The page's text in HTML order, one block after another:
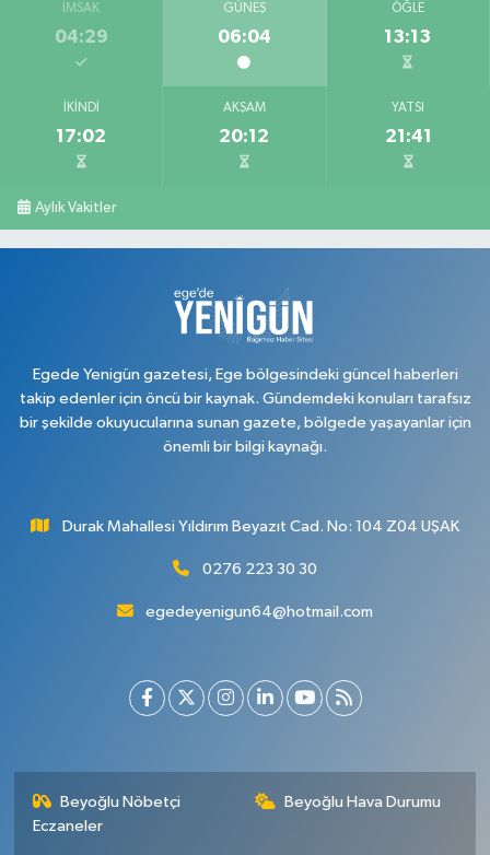
Cumhuriyet Mahallesi, Uğur Mumcu Caddesi No:134 A Merkez Uşak
Serkan Eczanesi
Kurtuluş Mahallesi, Hakkı Yağcı Caddesi No:7 B Merkez Uşak
Yol Tarifi Al
İMSAK
04:29
GÜNEŞ
06:04
ÖĞLE
13:13
İKINDI
17:02
AKŞAM
20:12
YATSI
21:41
Aylık Vakitler
Egede Yenigün gazetesi, Ege bölgesindeki güncel haberleri
takip edenler için öncü bir kaynak. Gündemdeki konuları tarafsız
bir şekilde okuyucularına sunan gazete, bölgede yaşayanlar için
önemli bir bilgi kaynağı.
Durak Mahallesi Yıldırım Beyazıt Cad. No: 104 Z04 UŞAK
0276 223 30 30
egedeyenigun64@hotmail.com
Beyoğlu Nöbetçi
Eczaneler
Beyoğlu Hava Durumu